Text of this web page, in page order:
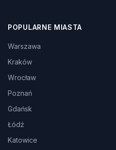
POPULARNE MIASTA
Warszawa
Kraków
Wrocław
Poznań
Gdańsk
Łódź
Katowice